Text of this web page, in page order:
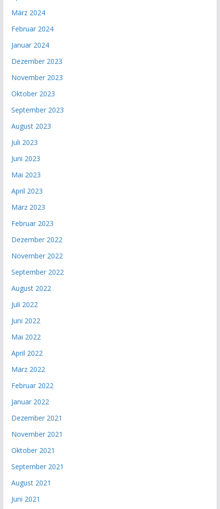
März 2024
Februar 2024
Januar 2024
Dezember 2023
November 2023
Oktober 2023
September 2023
August 2023
Juli 2023
Juni 2023
Mai 2023
April 2023
März 2023
Februar 2023
Dezember 2022
November 2022
September 2022
August 2022
Juli 2022
Juni 2022
Mai 2022
April 2022
März 2022
Februar 2022
Januar 2022
Dezember 2021
November 2021
Oktober 2021
September 2021
August 2021
Juni 2021